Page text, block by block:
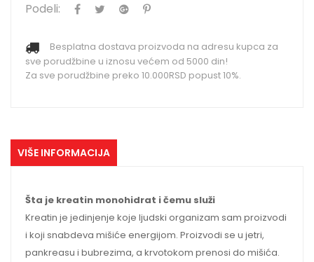
Podeli:
Besplatna dostava proizvoda na adresu kupca za
sve porudžbine u iznosu većem od 5000 din!
Za sve porudžbine preko 10.000RSD popust 10%.
VIŠE INFORMACIJA
Šta je kreatin monohidrat i čemu služi
Kreatin je jedinjenje koje ljudski organizam sam proizvodi
i koji snabdeva mišiće energijom. Proizvodi se u jetri,
pankreasu i bubrezima, a krvotokom prenosi do mišića.